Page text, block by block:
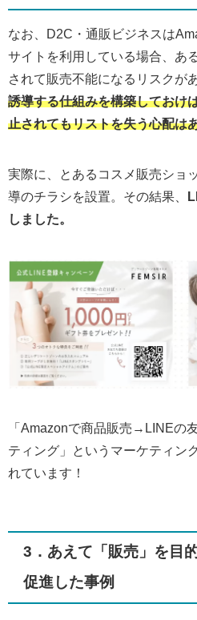
なお、D2C・通販ビジネスは
サイトを利用している場合、あ
されて販売不能になるリスクが
誘導する仕組みを構築しておけ
止されてもリストを失う心配は
実際に、とあるコスメ販売ショ
導のチラシを設置。その結果、
しました。
「Amazonで商品販売→LINEの
ティング」というマーケティン
れています！
3．あえて「販売」を目
促進した事例